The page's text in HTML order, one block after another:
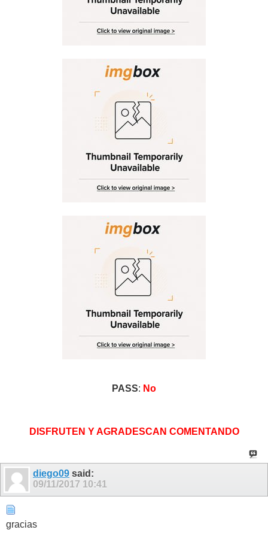
PASS: No
DISFRUTEN Y AGRADESCAN COMENTANDO
diego09 said:
09/11/2017 10:41
gracias